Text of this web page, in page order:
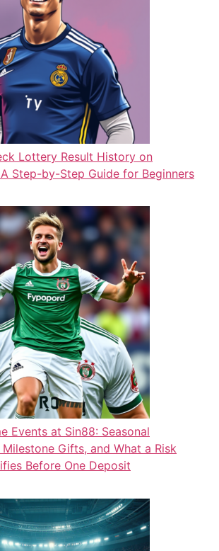
Lottery Result History on
Step-by-Step Guide for Beginners
Events at Sin88: Seasonal
Milestone Gifts, and What a Risk
Before One Deposit